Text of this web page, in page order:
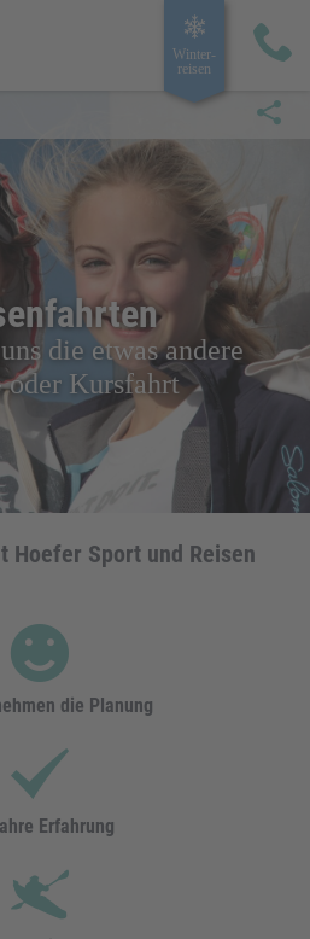
Winter­
reisen
die etwas andere
oder Kursfahrt
Hoefer Sport und Reisen
die Planung
Erfahrung